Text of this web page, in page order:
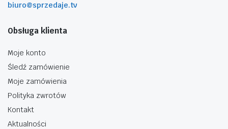
biuro@sprzedaje.tv
Obsługa klienta
Moje konto
Śledź zamówienie
Moje zamówienia
Polityka zwrotów
Kontakt
Aktualności